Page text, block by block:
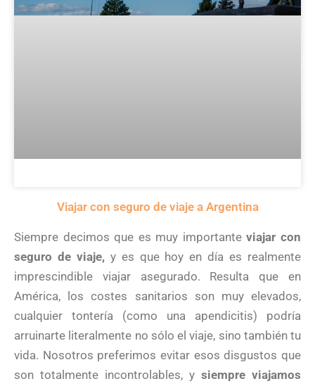
Viajar con seguro de viaje a Argentina
Siempre decimos que es muy importanteviajar con
seguro de viaje,y es que hoy en día es realmente
imprescindible viajar asegurado. Resulta que en
América, los costes sanitarios son muy elevados,
cualquier tontería (como una apendicitis) podría
arruinarte literalmente no sólo el viaje, sino también tu
vida. Nosotros preferimos evitar esos disgustos que
son totalmente incontrolables, y siempre viajamos